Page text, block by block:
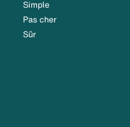
Simple
Pas cher
Sûr